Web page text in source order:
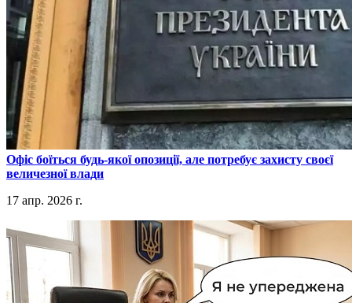
​Офіс боїться будь-якої опозиції, але потребує захисту своєї
величезної влади
17 апр. 2026 г.